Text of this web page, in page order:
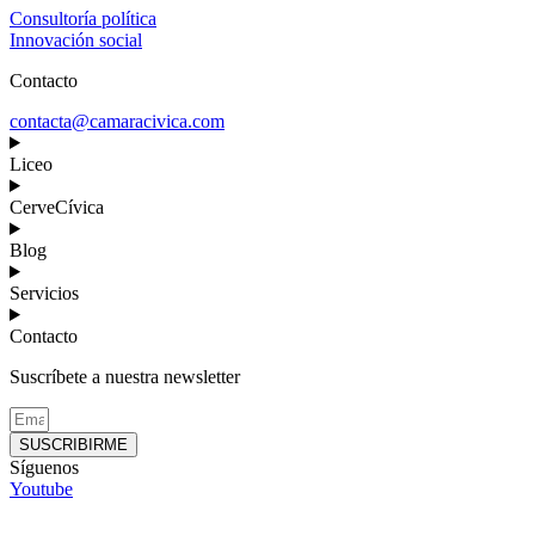
Consultoría política
Innovación social
Contacto
contacta@camaracivica.com
Liceo
CerveCívica
Blog
Servicios
Contacto
Suscríbete a nuestra newsletter
SUSCRIBIRME
Síguenos
Youtube